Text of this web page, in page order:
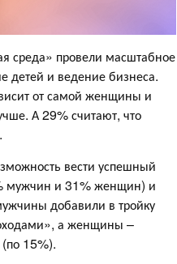
среда» провели масштабное
и ведение бизнеса.
от самой женщины и
А 29% считают, что
вести успешный
мужчин и 31% женщин) и
добавили в тройку
а женщины –
15%).